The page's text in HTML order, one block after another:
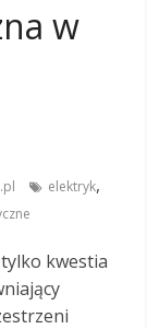
w
elektryk,
kwestia